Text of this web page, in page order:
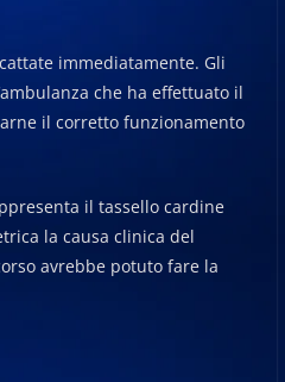
immediatamente. Gli
che ha effettuato il
il corretto funzionamento
il tassello cardine
la causa clinica del
avrebbe potuto fare la